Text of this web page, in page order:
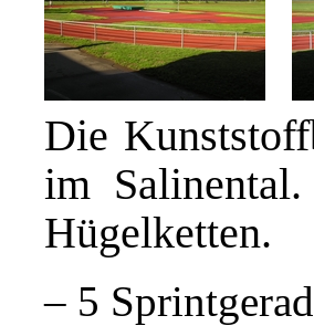
Die
im
Hügelketten.
– 5